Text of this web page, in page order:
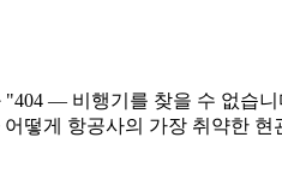
"404 — 비행기를 찾을 수 없습
떻게 항공사의 가장 취약한